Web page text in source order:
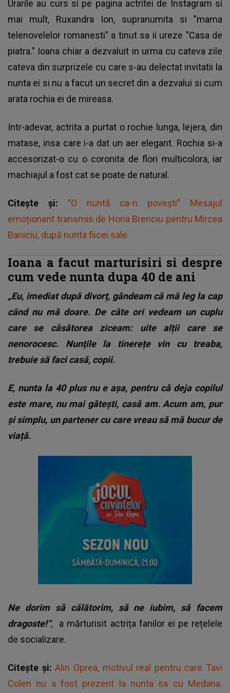
Urarile au curs si pe pagina actritei de Instagram si
mai mult, Ruxandra Ion, supranumita si "mama
telenovelelor romanesti" a tinut sa ii ureze "Casa de
piatra." Ioana chiar a dezvaluit in urma cu cateva zile
cateva din surprizele cu care s-au delectat invitatii la
nunta ei si nu a facut un secret din a dezvalui si cum
arata rochia ei de mireasa.
Intr-adevar, actrita a purtat o rochie lunga, lejera, din
matase, insa care i-a dat un aer elegant. Rochia si-a
accesorizat-o cu o coronita de flori multicolora, iar
machiajul a fost cat se poate de natural.
Citește și: ”O nuntă ca-n povești” Mesajul
emoționant transmis de Horia Brenciu pentru Mircea
Baniciu, după nunta fiicei sale
Ioana a facut marturisiri si despre
cum vede nunta dupa 40 de ani
„Eu, imediat după divorț, gândeam că mă leg la cap
când nu mă doare. De câte ori vedeam un cuplu
care se căsătorea ziceam: uite alții care se
nenorocesc. Nunțile la tinerețe vin cu treaba,
trebuie să faci casă, copii.
E, nunta la 40 plus nu e așa, pentru că deja copilul
este mare, nu mai gătești, casă am. Acum am, pur
și simplu, un partener cu care vreau să mă bucur de
viață.
Ne dorim să călătorim, să ne iubim, să facem
dragoste!”,
a mărturisit actrița fanilor ei pe rețelele
de socializare.
Citește și:Alin Oprea, motivul real pentru care Tavi
Colen nu a fost prezent la nunta sa cu Medana.